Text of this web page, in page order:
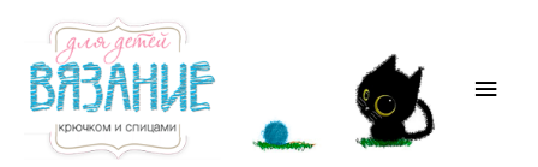
содержимому